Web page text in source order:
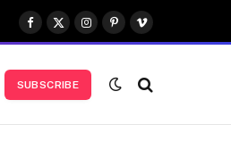
Facebook
X
(Twitter)
Instagram
Pinterest
Vimeo
SUBSCRIBE